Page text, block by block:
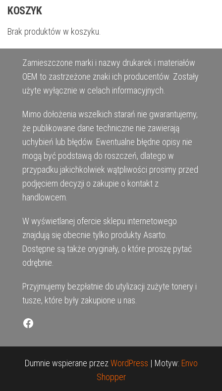
KOSZYK
Brak produktów w koszyku.
Zamieszczone marki i nazwy drukarek i materiałów
OEM to zastrzeżone znaki ich producentów. Zostały
użyte wyłącznie w celach informacyjnych.
Mimo dołożenia wszelkich starań nie gwarantujemy,
że publikowane dane techniczne nie zawierają
uchybień lub błędów. Ewentualne błędne opisy nie
mogą być podstawą do roszczeń, dlatego w
przypadku jakichkolwiek wątpliwości prosimy przed
podjęciem decyzji o zakupie o kontakt z
handlowcem.
W wyświetlanej ofercie sklepu internetowego
znajdują się obecnie tylko produkty Asarto.
Dostępne są także oryginały, o które proszę pytać
odrębnie.
Przyjmujemy bezpłatnie do utylizacji zużyte tonery i
tusze, które były zakupione u nas.
Facebook
Dumnie wspierane przez WordPress | Motyw: Envo
Shopper